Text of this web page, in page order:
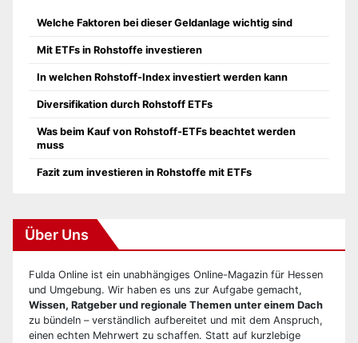
Welche Faktoren bei dieser Geldanlage wichtig sind
Mit ETFs in Rohstoffe investieren
In welchen Rohstoff-Index investiert werden kann
Diversifikation durch Rohstoff ETFs
Was beim Kauf von Rohstoff-ETFs beachtet werden
muss
Fazit zum investieren in Rohstoffe mit ETFs
Über Uns
Fulda Online ist ein unabhängiges Online-Magazin für Hessen
und Umgebung. Wir haben es uns zur Aufgabe gemacht,
Wissen, Ratgeber und regionale Themen unter einem Dach
zu bündeln – verständlich aufbereitet und mit dem Anspruch,
einen echten Mehrwert zu schaffen. Statt auf kurzlebige